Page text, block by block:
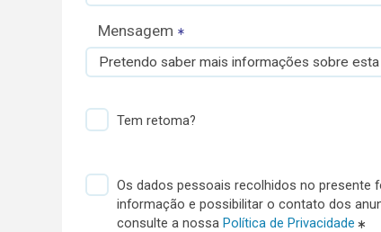
Mensagem
Pretendo saber mais informações sobre esta
Tem retoma?
Os dados pessoais recolhidos no presente
informação e possibilitar o contato dos
consulte a nossa Política de Privacidade